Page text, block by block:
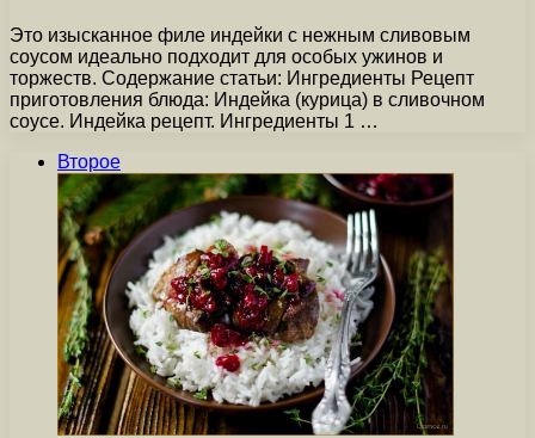
Это изысканное филе индейки с нежным сливовым
соусом идеально подходит для особых ужинов и
торжеств. Содержание статьи: Ингредиенты Рецепт
приготовления блюда: Индейка (курица) в сливочном
соусе. Индейка рецепт. Ингредиенты 1 …
Второе